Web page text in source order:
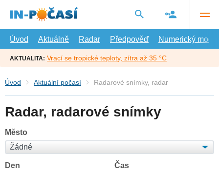
hlavní
Úvod
Aktuálně Radar Předpověď Numerický model
AKTUALITA: Vrací se tropické teploty, zítra až 35 °C
Úvod Aktuální počasí Radarové snímky, radar
Radar, radarové snímky
Město
Den Čas